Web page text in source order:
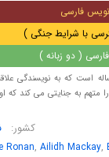
فارسی
با شرایط جنگی )
( دو زبانه )
است که به نویسندگی
متهم به جنایتی می کند که
کشور:
Ronan, Ailidh Mackay,